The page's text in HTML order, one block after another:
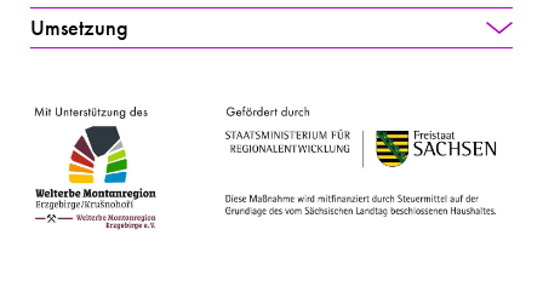
Umsetzung